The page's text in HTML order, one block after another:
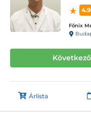
4.9
Főnix
Árlista